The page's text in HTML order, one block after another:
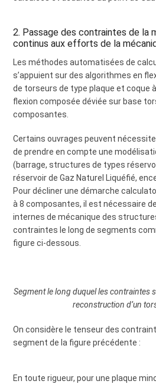
2. Passage des contraintes de la
continus aux efforts de la
Les méthodes automatisées de
s’appuient sur des algorithmes en
de torseurs de type plaque et coque
flexion composée déviée sur base
composantes.
Certains ouvrages peuvent
de prendre en compte une
(barrage, structures de types
réservoir de Gaz Naturel Liquéfié,
Pour décliner une démarche
à 8 composantes, il est nécessaire
internes de mécanique des
contraintes le long de segments
figure ci-dessous.
Segment le long duquel les contraintes
reconstruction d’un
On considère le tenseur des
segment de la figure précédente :
En toute rigueur, pour une plaque